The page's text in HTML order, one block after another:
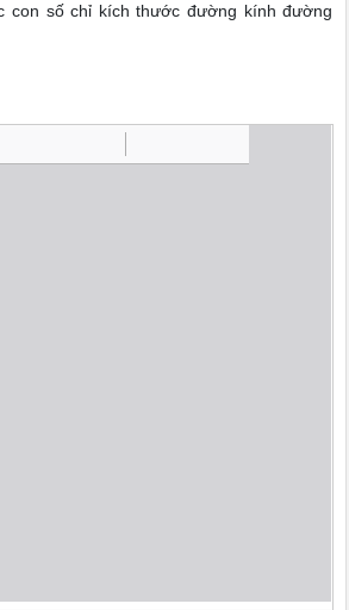
con số chỉ kích thước đường kính đường